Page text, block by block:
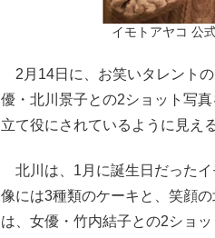
イモトアヤコ 公
2月14日に、お笑いタレント
優・北川景子との2ショット写
立て役にされているように見え
北川は、1月に誕生日だった
像には3種類のケーキと、笑顔
は、女優・竹内結子との2ショ